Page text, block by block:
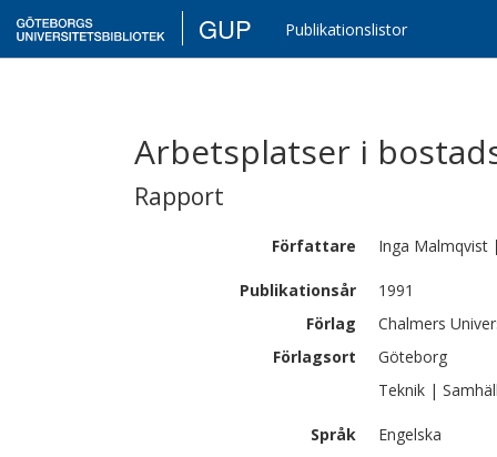
GUP Publikationslistor
Arbetsplatser i
Rapport
Författare Inga Malmqvist
Publikationsår
1991
Förlag
Chalmers
Förlagsort
Göteborg
Teknik |
Språk
Engelska